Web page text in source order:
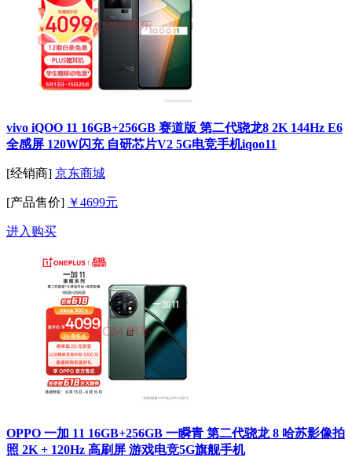
vivo iQOO 11 16GB+256GB 赛道版 第二代骁龙8 2K 144Hz E6
全感屏 120W闪充 自研芯片V2 5G电竞手机iqoo11
[经销商] 京东商城
[产品售价] ￥4699元
进入购买
OPPO 一加 11 16GB+256GB 一瞬青 第二代骁龙 8 哈苏影像拍
照 2K + 120Hz 高刷屏 游戏电竞5G旗舰手机